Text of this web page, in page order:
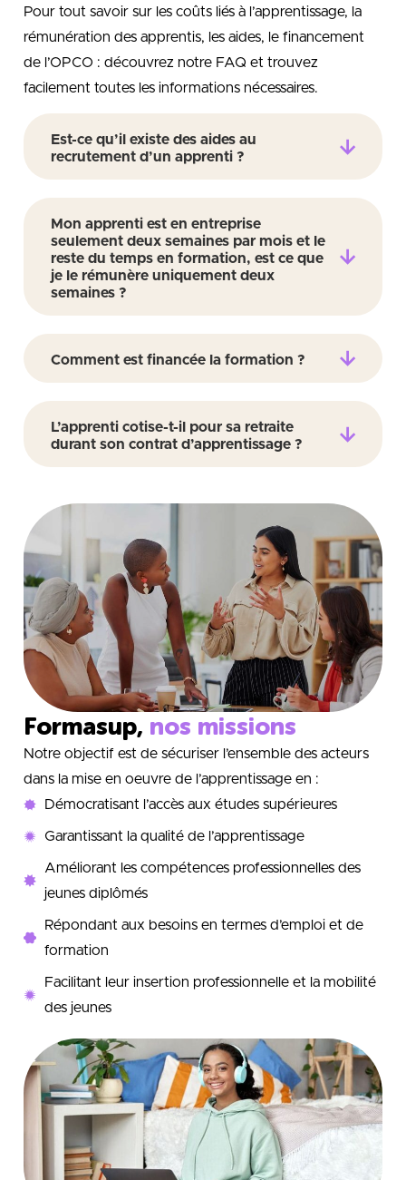
Pour tout savoir sur les coûts liés à l’apprentissage, la
rémunération des apprentis, les aides, le financement
de l’OPCO : découvrez notre FAQ et trouvez
facilement toutes les informations nécessaires.
Est-ce qu’il existe des aides au
recrutement d’un apprenti ?
Mon apprenti est en entreprise
seulement deux semaines par mois et le
reste du temps en formation, est ce que
je le rémunère uniquement deux
semaines ?
Comment est financée la formation ?
L’apprenti cotise-t-il pour sa retraite
durant son contrat d’apprentissage ?
Formasup, nos missions
Notre objectif est de sécuriser l’ensemble des acteurs
dans la mise en oeuvre de l’apprentissage en :
Démocratisant l’accès aux études supérieures
Garantissant la qualité de l’apprentissage
Améliorant les compétences professionnelles des
jeunes diplômés
Répondant aux besoins en termes d’emploi et de
formation
Facilitant leur insertion professionnelle et la mobilité
des jeunes